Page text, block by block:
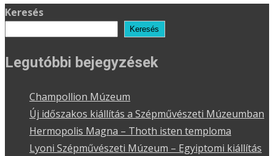
Keresés
Keresés
Legutóbbi bejegyzések
Champollion Múzeum
Új időszakos kiállítás a Szépművészeti Múzeumban
Hermopolis Magna – Thoth isten temploma
Lyoni Szépművészeti Múzeum – Egyiptomi kiállítás